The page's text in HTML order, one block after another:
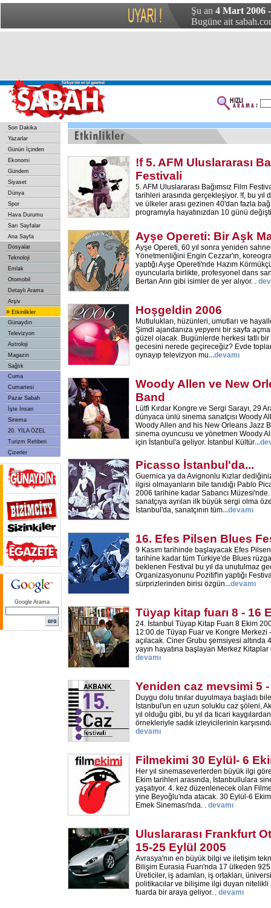
Şu an 4 Mart 2006
Bugüne ait
Son Dakika
Yazarlar
Günün İçinden
Ekonomi
Gündem
Siyaset
Dünya
Spor
Hava Durumu
Sarı Sayfalar
Ana Sayfa
Dosyalar
Teknoloji
Emlak
Otomobil
Detaylı Arama
Arşiv
» Etkinlikler
Günaydın
Televizyon
Astroloji
Magazin
Sağlık
Cuma
Cumartesi
Pazar Sabah
İşte İnsan
Sinema
20. YILA ÖZEL
Turizm Rehberi
Çizerler
Google Arama
!f 5. AFM Uluslararası
Festivali
5. AFM Uluslararası Bağımsız Film
tarihleri arasında gerçekleşiyor. !f, bu yıl
ve ülkeler arası gezinen 40'dan fazla
programıyla hayatınızdan 10 günü
Ayşe Opereti: Bir Aşk
Ayşe Opereti, 60 yıl sonra yeniden
Yönetmenliğini Engin Cezzar'ın,
yaptığı Ayşe Opereti'nde Hazım
oyuncularla birlikte, profesyonel dans
Bertan Arın gibi isimler de yer alıyor. .
Hoşgeldin 2006
Mutlulukları, hüzünleri, umutları ve
Şimdi ajandanıza yepyeni bir sayfa
güzel olacak. Bugünlerde herkesi tatlı bir
gecesini nerede geçireceğiz? Evde
oynayıp televizyon mu...devamı
Woody Allen ve New
Band
Lütfi Kırdar Kongre ve Sergi Sarayı, 29
dünyaca ünlü sinema sanatçısı Woody
Woody Allen and his New Orleans Jazz
sinema oyuncusu ve yönetmen Woody
için İstanbul'a geliyor. İstanbul Kültür...
Picasso İstanbul'da...
Guernica ya da Avignonlu Kızlar
ilgisi olmayanların bile tanıdığı Pablo
2006 tarihine kadar Sabancı Müzesi'nde.
sanatçıya ayrılan ilk büyük sergi olma
İstanbul'da, sanatçının tüm...devamı
16. Efes Pilsen Blues
9 Kasım tarihinde başlayacak Efes
tarihine kadar tüm Türkiye'de Blues
beklenen Festival bu yıl da unutulmaz
Organizasyonunu Pozitif'in yaptığı
sürprizlerinden birisi özgün...devamı
Tüyap kitap fuarı 8 - 16
24. İstanbul Tüyap Kitap Fuarı 8 Ekim
12:00.de Tüyap Fuar ve Kongre Merkezi
açılacak. Ciner Grubu şemsiyesi altında
yayın hayatına başlayan Merkez Kitaplar
devamı
Yeniden caz mevsimi 5
Duygu dolu tınılar duyulmaya başladı
İstanbul'un en uzun soluklu caz şöleni,
yıl olduğu gibi, bu yıl da ticari
örnekleriyle sadık izleyicilerinin
devamı
Filmekimi 30 Eylül- 6
Her yıl sinemaseverlerden büyük ilgi
Ekim tarihleri arasında, İstanbullulara
yaşatıyor. 4. kez düzenlenecek olan
yine Beyoğlu'nda atacak. 30 Eylül-6
Emek Sineması'nda. . devamı
Uluslararası Frankfurt
15-25 Eylül 2005
Avrasya'nın en büyük bilgi ve iletişim
Bilişim Eurasia Fuarı'nda 17 ülkeden 925
Üreticiler, iş adamları, iş ortakları,
politikacılar ve bilişime ilgi duyan
fuarda bir araya geliyor. . devamı